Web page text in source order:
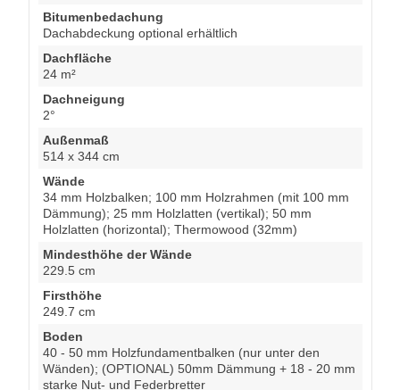
Bitumenbedachung
Dachabdeckung optional erhältlich
Dachfläche
24 m²
Dachneigung
2°
Außenmaß
514 x 344 cm
Wände
34 mm Holzbalken; 100 mm Holzrahmen (mit 100 mm
Dämmung); 25 mm Holzlatten (vertikal); 50 mm
Holzlatten (horizontal); Thermowood (32mm)
Mindesthöhe der Wände
229.5 cm
Firsthöhe
249.7 cm
Boden
40 - 50 mm Holzfundamentbalken (nur unter den
Wänden); (OPTIONAL) 50mm Dämmung + 18 - 20 mm
starke Nut- und Federbretter